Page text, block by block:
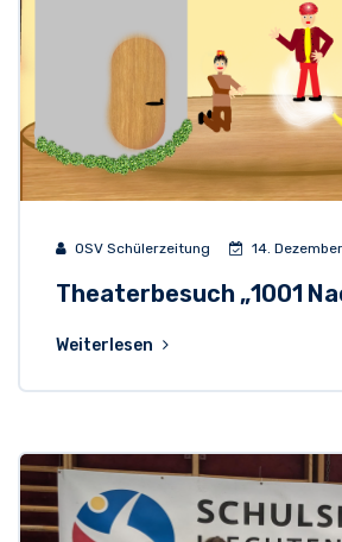
OSV Schülerzeitung 14.
Theaterbesuch „1001
Weiterlesen